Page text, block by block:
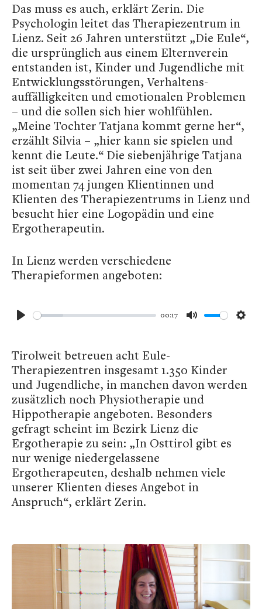
Das muss es auch, erklärt Zerin. Die
Psychologin leitet das Therapiezentrum in
Lienz. Seit 26 Jahren unterstützt „Die Eule“,
die ursprünglich aus einem Elternverein
entstanden ist, Kinder und Jugendliche mit
Entwicklungs­störungen, Verhaltens­
auffälligkeiten und emotionalen Problemen
– und die sollen sich hier wohlfühlen.
„Meine Tochter Tatjana kommt gerne her“,
erzählt Silvia – „hier kann sie spielen und
kennt die Leute.“ Die siebenjährige Tatjana
ist seit über zwei Jahren eine von den
momentan 74 jungen Klientinnen und
Klienten des Therapiezentrums in Lienz und
besucht hier eine Logopädin und eine
Ergotherapeutin.
In Lienz werden verschiedene
Therapieformen angeboten:
00:17
Tirolweit betreuen acht Eule-
Therapiezentren insgesamt 1.350 Kinder
und Jugendliche, in manchen davon werden
zusätzlich noch Physiotherapie und
Hippotherapie angeboten. Besonders
gefragt scheint im Bezirk Lienz die
Ergotherapie zu sein: „In Osttirol gibt es
nur wenige niedergelassene
Ergotherapeuten, deshalb nehmen viele
unserer Klienten dieses Angebot in
Anspruch“, erklärt Zerin.